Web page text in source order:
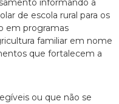
informando a
de escola rural para os
em programas
familiar em nome
que fortalecem a
ou que não se